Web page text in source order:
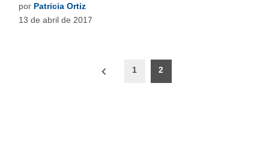
por Patricia Ortiz
13 de abril de 2017
1 2